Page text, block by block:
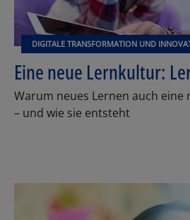
DIGITALE TRANSFORMATION UND
Eine neue Lernkultur:
Warum neues Lernen auch
– und wie sie entsteht